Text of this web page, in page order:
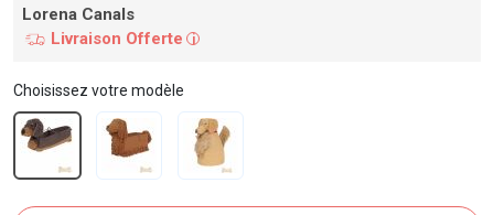
Lorena Canals
Livraison Offerte
i
Choisissez votre modèle